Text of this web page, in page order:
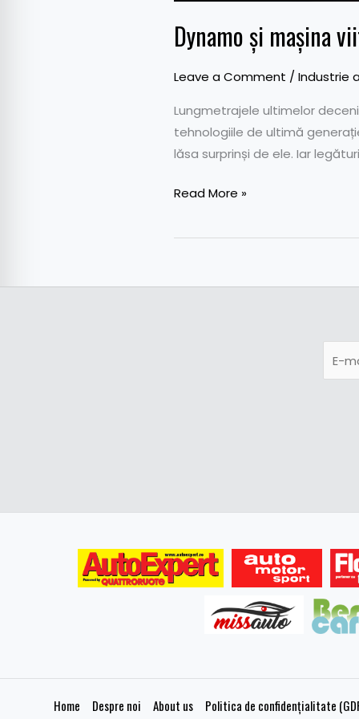
Dynamo și mașina
Leave a Comment / Industrie
Lungmetrajele ultimelor
tehnologiile de ultimă
lăsa surprinși de ele. Iar
Read More »
Home Despre noi About us Politica de confidențialitate